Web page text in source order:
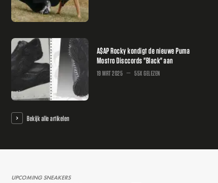
A$AP Rocky kondigt de nieuwe Puma
Mostro Disccords "Black" aan
19 MRT 2025 55X GELEZEN
Bekijk alle artikelen
UPCOMING SNEAKERS